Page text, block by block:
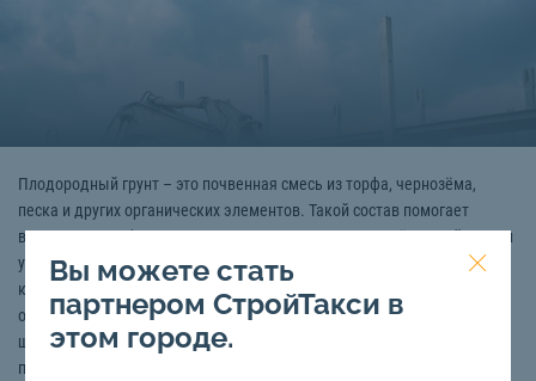
Плодородный грунт – это почвенная смесь из торфа, чернозёма,
песка и других органических элементов. Такой состав помогает
восстановить обедневшую почву и в разы улучшить её урожайность и
увеличить рост культур. 50% грунта, как правило, составляет торф,
который является отличным естественным удобрением, обладает
очищающим свойством и позволяет нейтрализовать кислотность и
щелочность почвы. Также в качестве главных преимуществ
плодородного грунта отмечают высокое содержание кислорода,
Вы можете стать
партнером СтройТакси в
этом городе.